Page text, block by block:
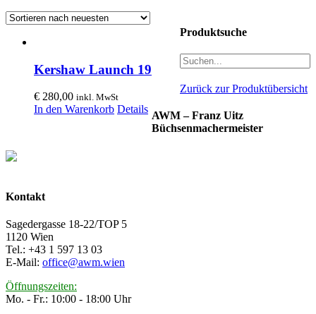
Kershaw Launch 19
€ 280,00 inkl. MwSt
In den Warenkorb Details
Produktsuche
Zurück zur Produktübersicht
AWM – Franz Uitz
Büchsenmachermeister
Kontakt
Sagedergasse 18-22/TOP 5
1120 Wien
Tel.: +43 1 597 13 03
E-Mail: office@awm.wien
Öffnungszeiten:
Mo. - Fr.: 10:00 - 18:00 Uhr